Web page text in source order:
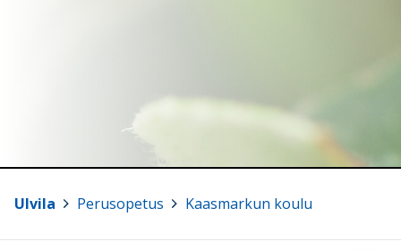
Ulvila Perusopetus Kaasmarkun koulu